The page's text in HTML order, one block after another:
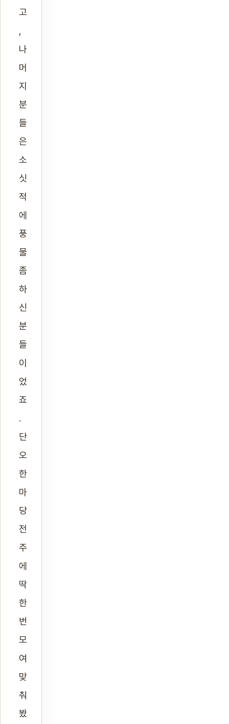
고
나
머
지
분
들
은
소
싯
적
에
풍
물
좀
하
신
분
들
이
었
죠
.
단
오
한
마
당
전
주
에
딱
한
번
모
여
맞
춰
봤